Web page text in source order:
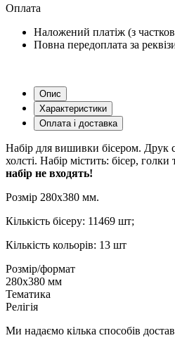
Оплата
Наложений платіж (з
Повна передоплата за
Опис
Характеристики
Оплата і доставка
Набір для вишивки бісером. Друк
холсті. Набір містить: бісер, голки
набір не входять!
Розмір 280х380 мм.
Кількість бісеру: 11469 шт;
Кількість кольорів: 13 шт
Розмір/формат
280х380 мм
Тематика
Релігія
Ми надаємо кілька способів